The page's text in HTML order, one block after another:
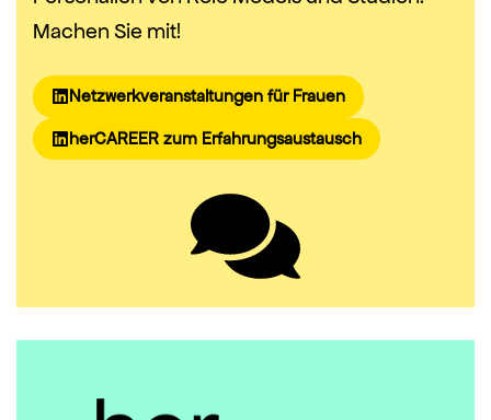
Machen Sie mit!
Netzwerkveranstaltungen für Frauen
herCAREER zum Erfahrungsaustausch